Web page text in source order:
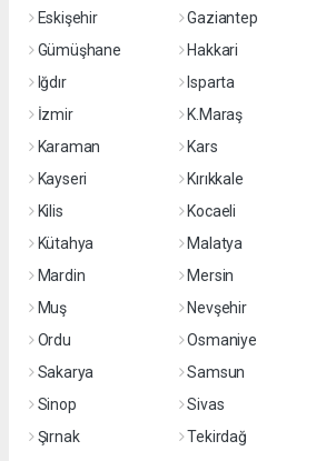
Eskişehir
Gaziantep
Gümüşhane
Hakkari
Iğdır
Isparta
İzmir
K.Maraş
Karaman
Kars
Kayseri
Kırıkkale
Kilis
Kocaeli
Kütahya
Malatya
Mardin
Mersin
Muş
Nevşehir
Ordu
Osmaniye
Sakarya
Samsun
Sinop
Sivas
Şırnak
Tekirdağ